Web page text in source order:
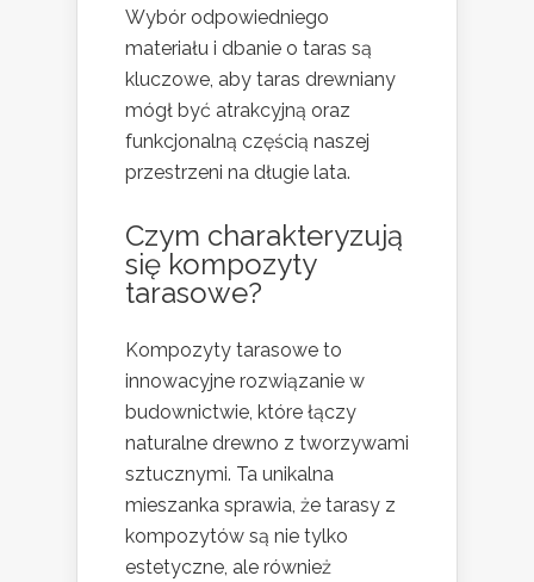
Wybór odpowiedniego
materiału i dbanie o taras są
kluczowe, aby taras drewniany
mógł być atrakcyjną oraz
funkcjonalną częścią naszej
przestrzeni na długie lata.
Czym charakteryzują
się kompozyty
tarasowe?
Kompozyty tarasowe to
innowacyjne rozwiązanie w
budownictwie, które łączy
naturalne drewno z tworzywami
sztucznymi. Ta unikalna
mieszanka sprawia, że tarasy z
kompozytów są nie tylko
estetyczne, ale również